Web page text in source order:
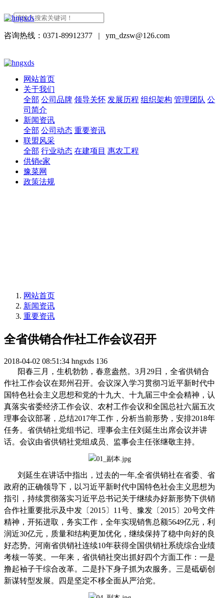
咨询热线：0371-89912377 | ym_dzsw@126.com
网站首页
关于我们
全部 公司品牌 领导关怀 发展历程 组织架构 管理团队 公
司简介
新闻资讯
全部 公司动态 重要资讯
联盟风采
全部 行业动态 在建项目 惠农工程
供销e家
豫菜网
政策法规
网站首页
新闻资讯
重要资讯
全省供销合作社工作会议召开
2018-04-02 08:51:34 hngxds 136
阳春三月，生机勃勃，春意盎然。3月29日，全省供销合
作社工作会议在郑州召开。会议深入学习贯彻习近平新时代中
国特色社会主义思想和党的十九大、十九届三中全会精神，认
真落实省委经济工作会议、农村工作会议和全国总社六届五次
理事会议部署，总结2017年工作，分析当前形势，安排2018年
任务。省供销社党组书记、理事会主任刘延生出席会议并讲
话。会议由省供销社党组成员、监事会主任张继敬主持。
刘延生在讲话中指出，过去的一年,全省供销社在省委、省
政府的正确领导下，以习近平新时代中国特色社会主义思想为
指引，持续贯彻落实习近平总书记关于继续办好新形势下供销
合作社重要批示及中发〔2015〕11号、豫发〔2015〕20号文件
精神，开拓进取，务实工作，全年实现销售总额5649亿元，利
润近30亿元，质量和结构更加优化，继续保持了稳中向好的良
好态势。河南省供销社连续10年获得全国供销社系统综合业绩
考核一等奖。一年来，省供销社突出抓好四个方面工作：一是
撸起袖子干综合改革。二是扑下身子抓为农服务。三是砥砺创
新谋转型发展。四是坚定不移全面从严治党。